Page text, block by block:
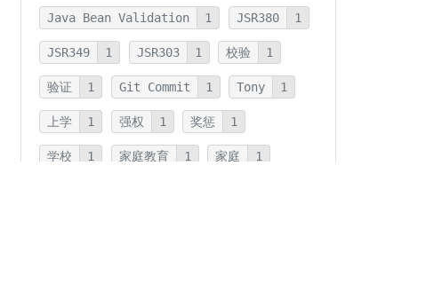
Java Bean Validation 1 JSR380 1
JSR349 1 JSR303 1 校验 1
验证 1 Git Commit 1 Tony 1
上学 1 强权 1 奖惩 1
学校 1 家庭教育 1 家庭 1